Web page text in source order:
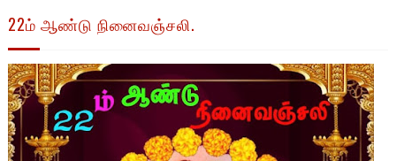
22ம் ஆண்டு நினைவஞ்சலி.